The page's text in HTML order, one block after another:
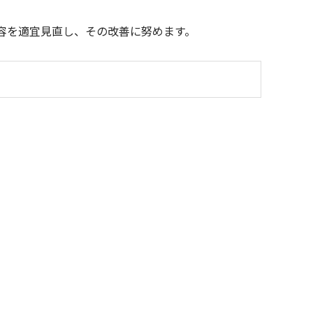
適宜見直し、その改善に努めます。